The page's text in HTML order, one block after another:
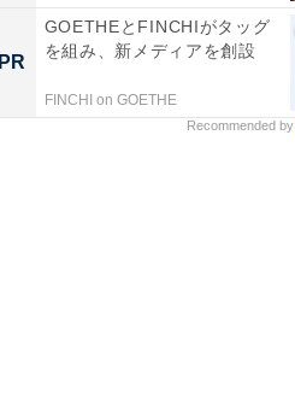
PR
GOETHEとFINCHIがタッグ
を組み、新メディアを創設
FINCHI on GOETHE
Recommended by